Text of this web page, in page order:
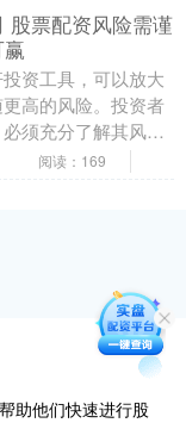
股票配资风险需谨
资工具，可以放大
高的风险。投资者
须充分了解其风险
采取适当的措施进
阅读：169
助他们快速进行股